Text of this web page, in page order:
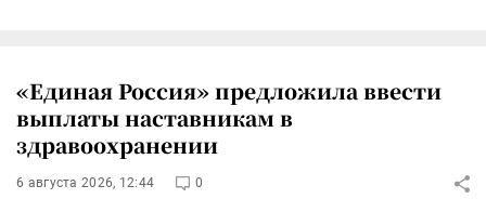
«Единая Россия» предложила ввести
выплаты наставникам в
здравоохранении
6 августа 2026, 12:44 0